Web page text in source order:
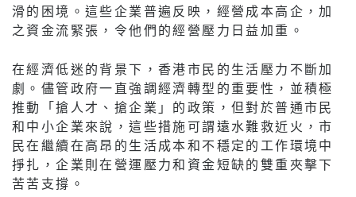
滑的困境。這些企業普遍反映，經營成本高企，加
之資金流緊張，令他們的經營壓力日益加重。
在經濟低迷的背景下，香港市民的生活壓力不斷加
劇。儘管政府一直強調經濟轉型的重要性，並積極
推動「搶人才、搶企業」的政策，但對於普通市民
和中小企業來說，這些措施可謂遠水難救近火，市
民在繼續在高昂的生活成本和不穩定的工作環境中
掙扎，企業則在營運壓力和資金短缺的雙重夾擊下
苦苦支撐。